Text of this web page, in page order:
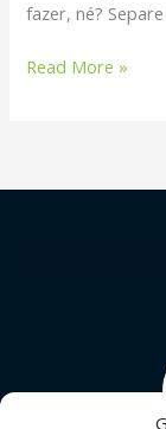
fazer, né?
Read More »